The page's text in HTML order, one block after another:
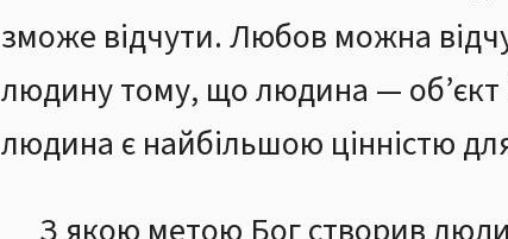
зможе відчути. Любов можна
людину тому, що людина — об’єкт
людина є найбільшою цінністю